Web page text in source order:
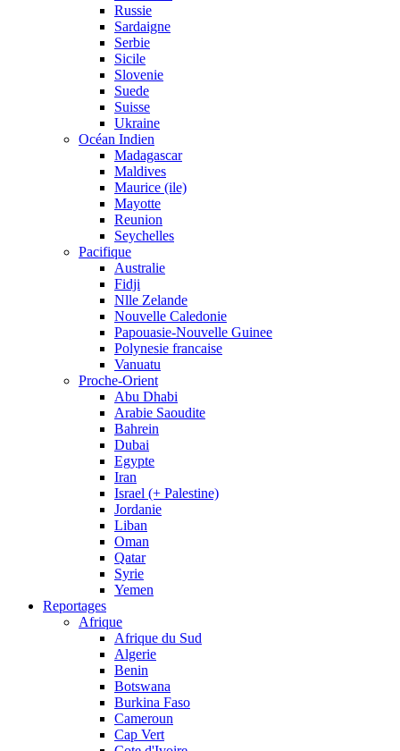
Russie
Sardaigne
Serbie
Sicile
Slovenie
Suede
Suisse
Ukraine
Océan Indien
Madagascar
Maldives
Maurice (ile)
Mayotte
Reunion
Seychelles
Pacifique
Australie
Fidji
Nlle Zelande
Nouvelle Caledonie
Papouasie-Nouvelle Guinee
Polynesie francaise
Vanuatu
Proche-Orient
Abu Dhabi
Arabie Saoudite
Bahrein
Dubai
Egypte
Iran
Israel (+ Palestine)
Jordanie
Liban
Oman
Qatar
Syrie
Yemen
Reportages
Afrique
Afrique du Sud
Algerie
Benin
Botswana
Burkina Faso
Cameroun
Cap Vert